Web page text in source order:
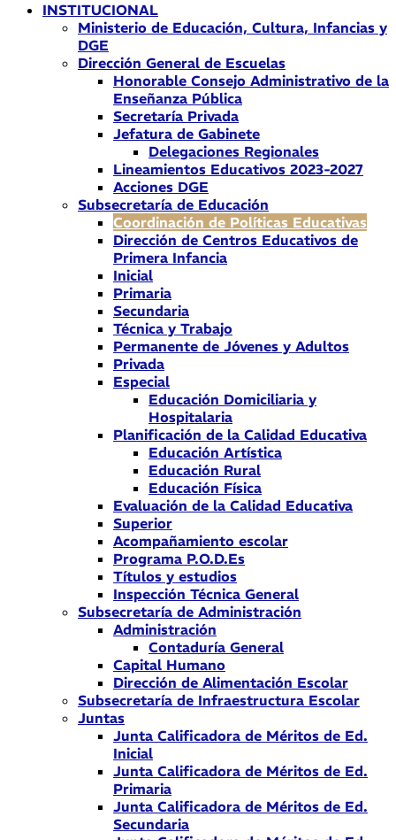
INSTITUCIONAL
Ministerio de Educación, Cultura, Infancias y
DGE
Dirección General de Escuelas
Honorable Consejo Administrativo de la
Enseñanza Pública
Secretaría Privada
Jefatura de Gabinete
Delegaciones Regionales
Lineamientos Educativos 2023-2027
Acciones DGE
Subsecretaría de Educación
Coordinación de Políticas Educativas
Dirección de Centros Educativos de
Primera Infancia
Inicial
Primaria
Secundaria
Técnica y Trabajo
Permanente de Jóvenes y Adultos
Privada
Especial
Educación Domiciliaria y
Hospitalaria
Planificación de la Calidad Educativa
Educación Artística
Educación Rural
Educación Física
Evaluación de la Calidad Educativa
Superior
Acompañamiento escolar
Programa P.O.D.Es
Títulos y estudios
Inspección Técnica General
Subsecretaría de Administración
Administración
Contaduría General
Capital Humano
Dirección de Alimentación Escolar
Subsecretaría de Infraestructura Escolar
Juntas
Junta Calificadora de Méritos de Ed.
Inicial
Junta Calificadora de Méritos de Ed.
Primaria
Junta Calificadora de Méritos de Ed.
Secundaria